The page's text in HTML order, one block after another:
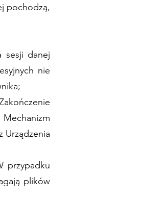
pochodzą,
sesji danej
nie
Urządzenia
przypadku
plików